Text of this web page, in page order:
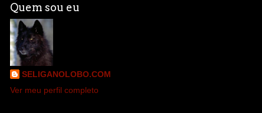
Quem sou eu
SELIGANOLOBO.COM
Ver meu perfil completo